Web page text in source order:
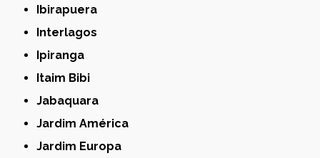
Ibirapuera
Interlagos
Ipiranga
Itaim Bibi
Jabaquara
Jardim América
Jardim Europa